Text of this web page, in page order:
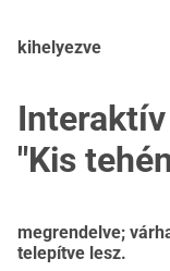
kihelyezve
"Kis
megrendelve;
telepítve lesz.